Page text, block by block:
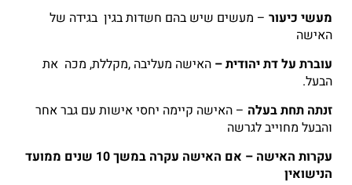
מעשי כיעור – מעשים שיש בהם חשדות בגין בגידה של
האישה
עוברת על דת יהודית – האישה מעליבה ,מקללת, מכה את
הבעל.
זנתה תחת בעלה – האישה קיימה יחסי אישות עם גבר אחר
והבעל מחוייב לגרשה
עקרות האישה – אם האישה עקרה במשך 10 שנים ממועד
הנישואין